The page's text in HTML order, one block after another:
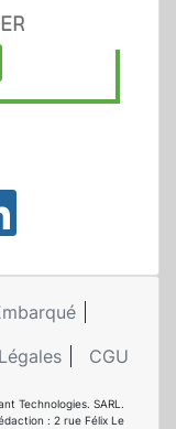
CGU
Technologies. SARL.
: 2 rue Félix Le